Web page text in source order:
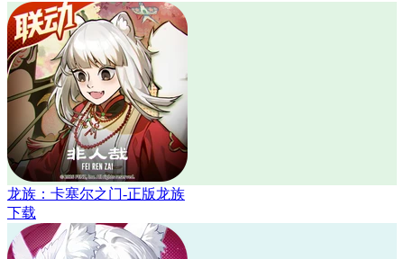
龙族：卡塞尔之门-正版龙族
下载